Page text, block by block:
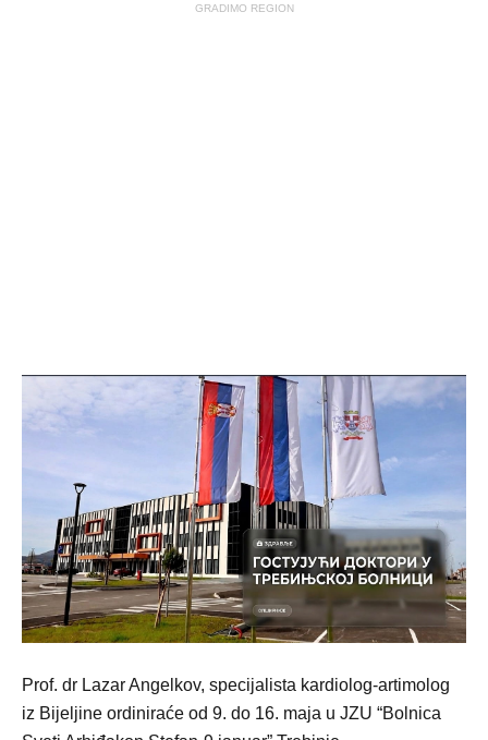
GRADIMO REGION
Prof. dr Lazar Angelkov, specijalista kardiolog-artimolog
iz Bijeljine ordiniraće od 9. do 16. maja u JZU “Bolnica